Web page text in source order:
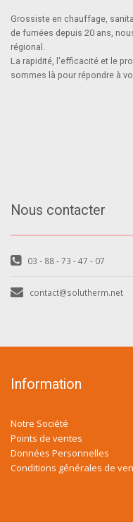
Grossiste en chauffage,
de fumées depuis 20 ans,
régional.
La rapidité, l'efficacité et le
sommes là pour répondre à
Nous contacter
03 - 88 - 73 - 47 - 07
contact@solutherm.net
Information
Notre Société
Points de ventes
Données Personnelles